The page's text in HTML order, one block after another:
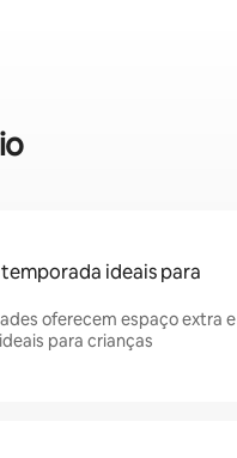
ideais para
oferecem espaço extra e
para crianças